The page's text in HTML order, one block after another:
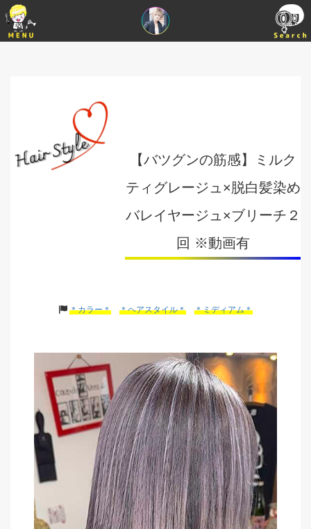
【バツグンの筋感】ミルク
ティグレージュ×脱白髪染め
バレイヤージュ×ブリーチ２
回 ※動画有
＊カラー＊ ＊ヘアスタイル＊ ＊ミディアム＊